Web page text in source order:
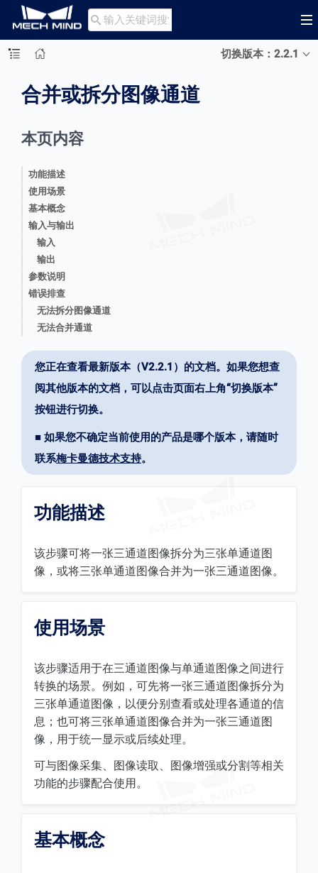

切换版本：2.2.1
合并或拆分图像通道
本页内容
功能描述
使用场景
基本概念
输入与输出
输入
输出
参数说明
错误排查
无法拆分图像通道
无法合并通道
您正在查看最新版本（V2.2.1）的文档。如果您想查
阅其他版本的文档，可以点击页面右上角“切换版本”
按钮进行切换。
■ 如果您不确定当前使用的产品是哪个版本，请随时
联系梅卡曼德技术支持。
功能描述
该步骤可将一张三通道图像拆分为三张单通道图
像，或将三张单通道图像合并为一张三通道图像。
使用场景
该步骤适用于在三通道图像与单通道图像之间进行
转换的场景。例如，可先将一张三通道图像拆分为
三张单通道图像，以便分别查看或处理各通道的信
息；也可将三张单通道图像合并为一张三通道图
像，用于统一显示或后续处理。
可与图像采集、图像读取、图像增强或分割等相关
功能的步骤配合使用。
基本概念